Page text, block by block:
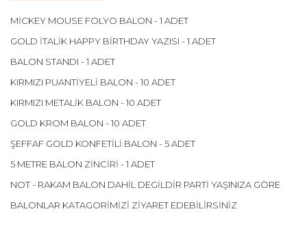
MİCKEY MOUSE FOLYO BALON - 1 ADET
GOLD İTALİK HAPPY BİRTHDAY YAZISI - 1 ADET
BALON STANDI - 1 ADET
KIRMIZI PUANTİYELİ BALON - 10 ADET
KIRMIZI METALİK BALON - 10 ADET
GOLD KROM BALON - 10 ADET
ŞEFFAF GOLD KONFETİLİ BALON - 5 ADET
5 METRE BALON ZİNCİRİ - 1 ADET
NOT - RAKAM BALON DAHİL DEGİLDİR PARTİ YAŞINIZA GÖRE
BALONLAR KATAGORİMİZİ ZİYARET EDEBİLİRSİNİZ